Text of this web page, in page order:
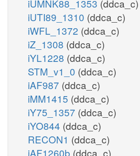
iUMNK88_1353 (ddca_c)
iUTI89_1310 (ddca_c)
iWFL_1372 (ddca_c)
iZ_1308 (ddca_c)
iYL1228 (ddca_c)
STM_v1_0 (ddca_c)
iAF987 (ddca_c)
iMM1415 (ddca_c)
iY75_1357 (ddca_c)
iYO844 (ddca_c)
RECON1 (ddca_c)
iAF1260b (ddca_c)